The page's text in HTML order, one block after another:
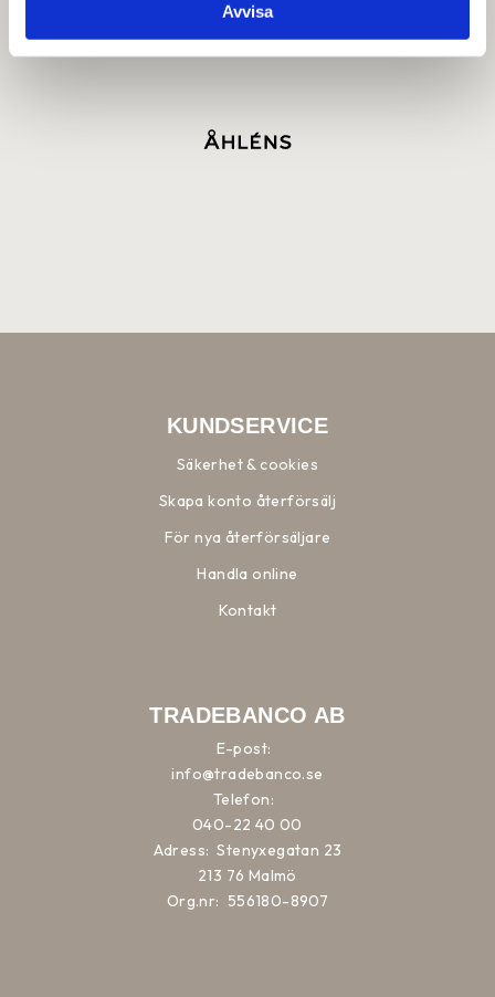
Avvisa
TRADEBANCO AB
E-post:
info@tradebanco.se
Telefon:
040-22 40 00
Adress: Stenyxegatan 23
213 76 Malmö
Org.nr: 556180-8907
KUNDSERVICE
Säkerhet & cookies
Skapa konto återförsälj
För nya återförsäljare
Handla online
Kontakt